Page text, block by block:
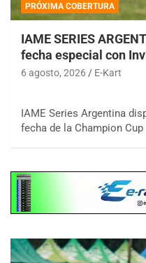
PRÓXIMA COBERTURA
IAME SERIES
fecha especial con
6 agosto, 2026 E-Kart
IAME Series Argentina
fecha de la Champion Cup